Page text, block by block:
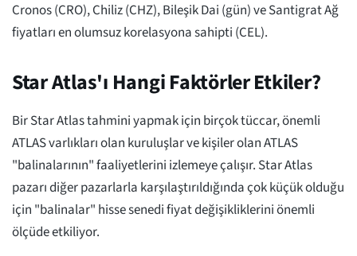
Cronos (CRO), Chiliz (CHZ), Bileşik Dai (gün) ve Santigrat Ağ
fiyatları en olumsuz korelasyona sahipti (CEL).
Star Atlas'ı Hangi Faktörler Etkiler?
Bir Star Atlas tahmini yapmak için birçok tüccar, önemli
ATLAS varlıkları olan kuruluşlar ve kişiler olan ATLAS
"balinalarının" faaliyetlerini izlemeye çalışır. Star Atlas
pazarı diğer pazarlarla karşılaştırıldığında çok küçük olduğu
için "balinalar" hisse senedi fiyat değişikliklerini önemli
ölçüde etkiliyor.